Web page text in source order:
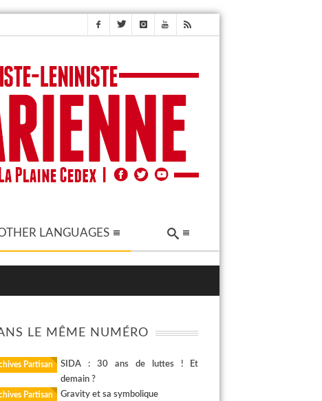
LANGUAGES
LE MÊME NUMÉRO
Partisan
SIDA : 30 ans de luttes ! Et
demain ?
Partisan Gravity et sa symbolique